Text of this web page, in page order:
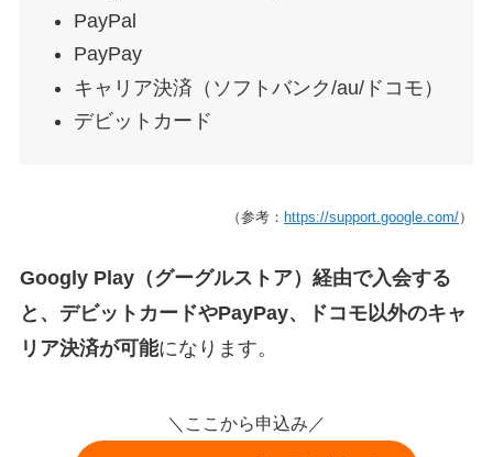
PayPal
PayPay
キャリア決済（ソフトバンク/au/ドコモ）
デビットカード
（参考： https://support.google.com/）
Googly Play（グーグルストア）経由で入会する
と、デビットカードやPayPay、ドコモ以外のキャ
リア決済が可能になります。
＼ここから申込み／